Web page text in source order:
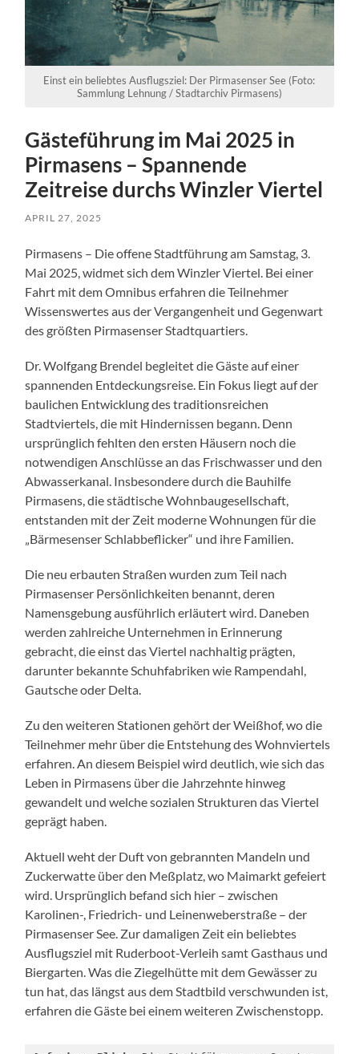
Einst ein beliebtes Ausflugsziel: Der Pirmasenser See (Foto:
Sammlung Lehnung / Stadtarchiv Pirmasens)
Gästeführung im Mai 2025 in
Pirmasens – Spannende
Zeitreise durchs Winzler Viertel
APRIL 27, 2025
Pirmasens – Die offene Stadtführung am Samstag, 3.
Mai 2025, widmet sich dem Winzler Viertel. Bei einer
Fahrt mit dem Omnibus erfahren die Teilnehmer
Wissenswertes aus der Vergangenheit und Gegenwart
des größten Pirmasenser Stadtquartiers.
Dr. Wolfgang Brendel begleitet die Gäste auf einer
spannenden Entdeckungsreise. Ein Fokus liegt auf der
baulichen Entwicklung des traditionsreichen
Stadtviertels, die mit Hindernissen begann. Denn
ursprünglich fehlten den ersten Häusern noch die
notwendigen Anschlüsse an das Frischwasser und den
Abwasserkanal. Insbesondere durch die Bauhilfe
Pirmasens, die städtische Wohnbaugesellschaft,
entstanden mit der Zeit moderne Wohnungen für die
„Bärmesenser Schlabbeflicker“ und ihre Familien.
Die neu erbauten Straßen wurden zum Teil nach
Pirmasenser Persönlichkeiten benannt, deren
Namensgebung ausführlich erläutert wird. Daneben
werden zahlreiche Unternehmen in Erinnerung
gebracht, die einst das Viertel nachhaltig prägten,
darunter bekannte Schuhfabriken wie Rampendahl,
Gautsche oder Delta.
Zu den weiteren Stationen gehört der Weißhof, wo die
Teilnehmer mehr über die Entstehung des Wohnviertels
erfahren. An diesem Beispiel wird deutlich, wie sich das
Leben in Pirmasens über die Jahrzehnte hinweg
gewandelt und welche sozialen Strukturen das Viertel
geprägt haben.
Aktuell weht der Duft von gebrannten Mandeln und
Zuckerwatte über den Meßplatz, wo Maimarkt gefeiert
wird. Ursprünglich befand sich hier – zwischen
Karolinen-, Friedrich- und Leinenweberstraße – der
Pirmasenser See. Zur damaligen Zeit ein beliebtes
Ausflugsziel mit Ruderboot-Verleih samt Gasthaus und
Biergarten. Was die Ziegelhütte mit dem Gewässer zu
tun hat, das längst aus dem Stadtbild verschwunden ist,
erfahren die Gäste bei einem weiteren Zwischenstopp.